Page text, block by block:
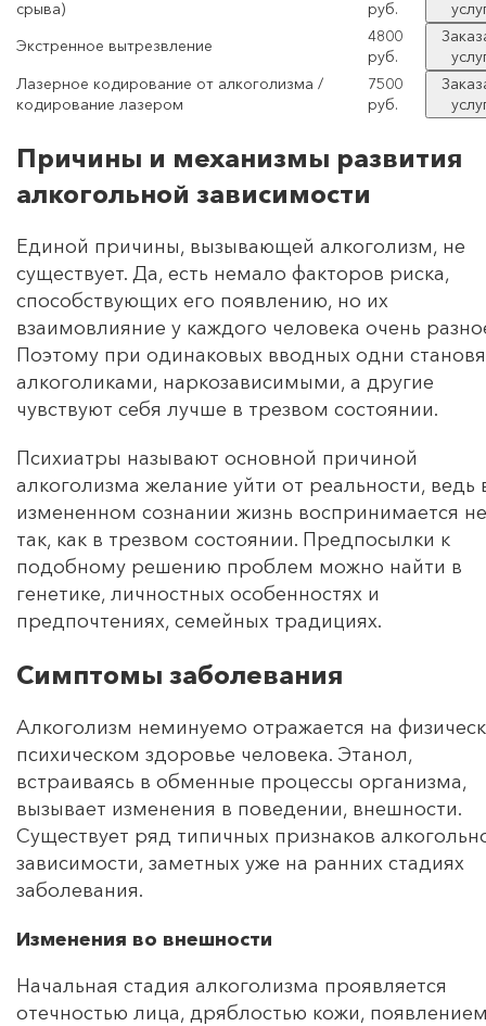
срыва) руб.
Экстренное вытрезвление
4800
руб.
Лазерное кодирование от алкоголизма /
кодирование лазером
7500
руб.
Причины и механизмы развития
алкогольной зависимости
Единой причины, вызывающей алкоголизм, не
существует. Да, есть немало факторов риска,
способствующих его появлению, но их
взаимовлияние у каждого человека очень
Поэтому при одинаковых вводных одни
алкоголиками, наркозависимыми, а другие
чувствуют себя лучше в трезвом состоянии.
Психиатры называют основной причиной
алкоголизма желание уйти от реальности, ведь
измененном сознании жизнь воспринимается не
так, как в трезвом состоянии. Предпосылки к
подобному решению проблем можно найти в
генетике, личностных особенностях и
предпочтениях, семейных традициях.
Симптомы заболевания
Алкоголизм неминуемо отражается на
психическом здоровье человека. Этанол,
встраиваясь в обменные процессы организма,
вызывает изменения в поведении, внешности.
Существует ряд типичных признаков
зависимости, заметных уже на ранних стадиях
заболевания.
Изменения во внешности
Начальная стадия алкоголизма проявляется
отечностью лица, дряблостью кожи,